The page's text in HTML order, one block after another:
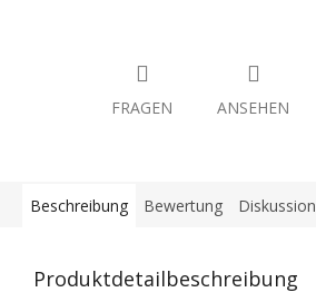
FRAGEN ANSEHEN
Beschreibung Bewertung Diskussion
Produktdetailbeschreibung